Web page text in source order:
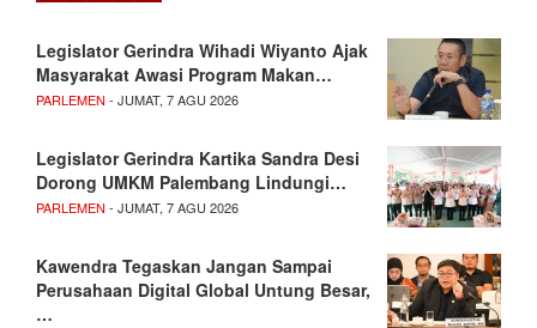
Legislator Gerindra Wihadi Wiyanto Ajak
Masyarakat Awasi Program Makan…
PARLEMEN - JUMAT, 7 AGU 2026
Legislator Gerindra Kartika Sandra Desi
Dorong UMKM Palembang Lindungi…
PARLEMEN - JUMAT, 7 AGU 2026
Kawendra Tegaskan Jangan Sampai
Perusahaan Digital Global Untung Besar,
…